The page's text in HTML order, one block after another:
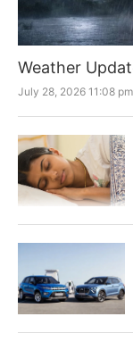
Weather
July 28, 2026 11:08 pm